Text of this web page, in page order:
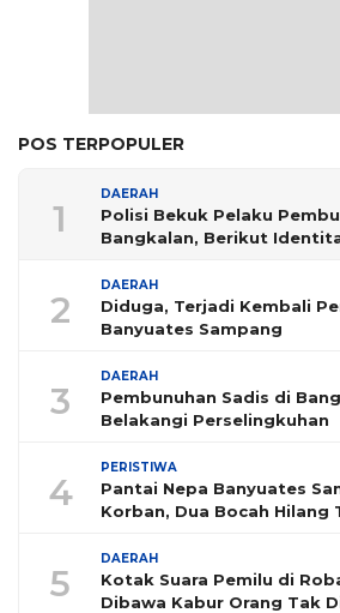
POS TERPOPULER
1
DAERAH
Polisi Bekuk Pelaku
Bangkalan, Berikut
2
DAERAH
Diduga, Terjadi Kembali
Banyuates Sampang
3
DAERAH
Pembunuhan Sadis di
Belakangi Perselingkuhan
4
PERISTIWA
Pantai Nepa Banyuates
Korban, Dua Bocah Hilang
5
DAERAH
Kotak Suara Pemilu di
Dibawa Kabur Orang Tak